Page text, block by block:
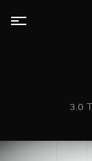
AANBOD
3.0